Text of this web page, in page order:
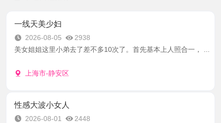
一线天美少妇
2026-08-05
2938
美女姐姐这里小弟去了差不多10次了。首先基本上人照合一， ...
上海市-静安区
性感大波小女人
2026-08-01
2448